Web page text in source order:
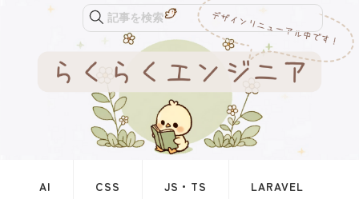
記事を検索
AI CSS JS・TS LARAVEL